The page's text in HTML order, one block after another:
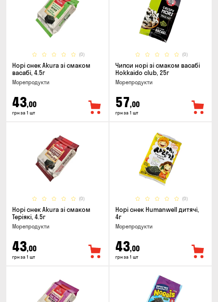
(0)
Норі снек Akura зі смаком
васабі, 4.5г
Морепродукти
43,00
грн за 1 шт
(0)
Чипси норі зі смаком васабі
Hokkaido club, 25г
Морепродукти
57,00
грн за 1 шт
(0)
Норі снек Akura зі смаком
Теріякі, 4.5г
Морепродукти
43,00
грн за 1 шт
(0)
Норі снек Humanwell дитячі,
4г
Морепродукти
43,00
грн за 1 шт